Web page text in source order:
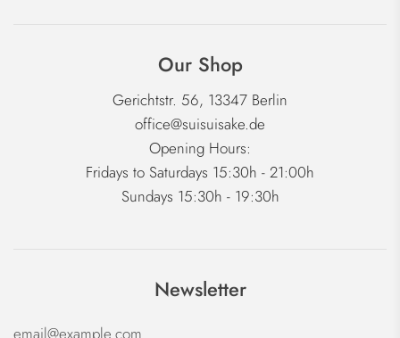
Our Shop
Gerichtstr. 56, 13347 Berlin
office@suisuisake.de
Opening Hours:
Fridays to Saturdays 15:30h - 21:00h
Sundays 15:30h - 19:30h
Newsletter